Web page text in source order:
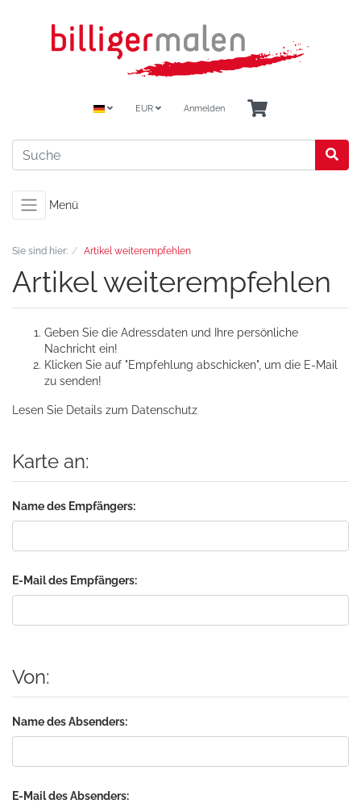
EUR Anmelden
Menü
Sie sind hier: Artikel weiterempfehlen
Artikel weiterempfehlen
Geben Sie die Adressdaten und Ihre persönliche
Nachricht ein!
Klicken Sie auf "Empfehlung abschicken", um die E-Mail
zu senden!
Lesen Sie Details zum Datenschutz
Karte an:
Name des Empfängers:
E-Mail des Empfängers:
Von:
Name des Absenders:
E-Mail des Absenders: